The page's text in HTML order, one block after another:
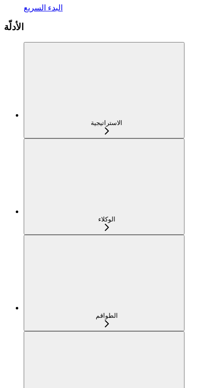
البدء السريع
الأدلّة
الاستراتيجية
الوكلاء
الطواقم